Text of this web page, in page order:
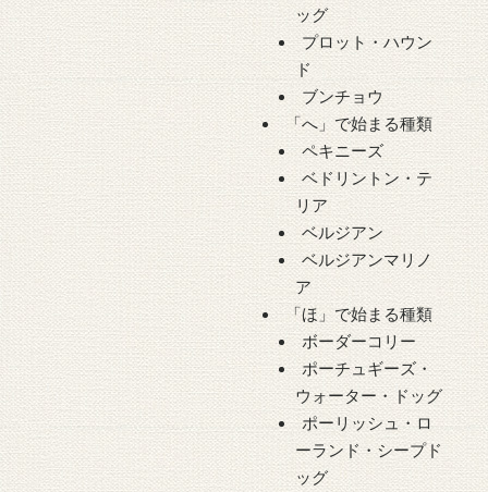
ッグ
プロット・ハウン
ド
ブンチョウ
「へ」で始まる種類
ペキニーズ
ベドリントン・テ
リア
ベルジアン
ベルジアンマリノ
ア
「ほ」で始まる種類
ボーダーコリー
ポーチュギーズ・
ウォーター・ドッグ
ポーリッシュ・ロ
ーランド・シープド
ッグ